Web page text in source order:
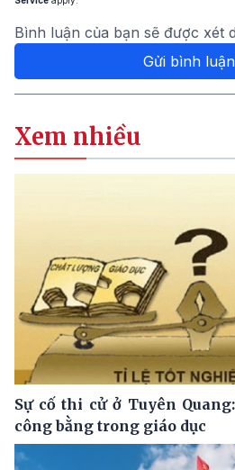
Bình luận của bạn sẽ được xét
Gửi bình luận
Xem nhiều
Sự cố thi cử ở Tuyên
công bằng trong giáo dục